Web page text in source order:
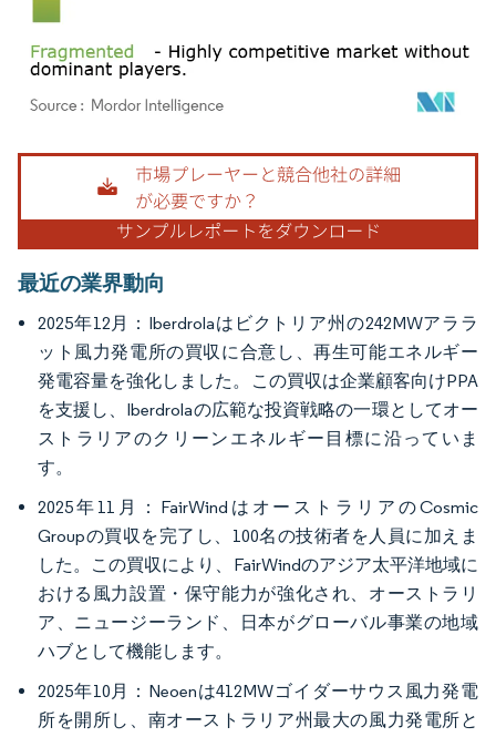
画像 © Mordor Intelligence。再利用にはCC BY 4.0の表示が必要です。
最近の業界動向
2025年12月：Iberdrolaはビクトリア州の242MWアララ
ット風力発電所の買収に合意し、再生可能エネルギー
発電容量を強化しました。この買収は企業顧客向けPPA
を支援し、Iberdrolaの広範な投資戦略の一環としてオー
ストラリアのクリーンエネルギー目標に沿っていま
す。
2025年11月：FairWindはオーストラリアのCosmic
Groupの買収を完了し、100名の技術者を人員に加えま
した。この買収により、FairWindのアジア太平洋地域に
おける風力設置・保守能力が強化され、オーストラリ
ア、ニュージーランド、日本がグローバル事業の地域
ハブとして機能します。
2025年10月：Neoenは412MWゴイダーサウス風力発電
所を開所し、南オーストラリア州最大の風力発電所と